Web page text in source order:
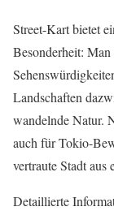
Street-Kart bietet
Besonderheit:
Landschaften
wandelnde Natur.
auch für Tokio-
vertraute Stadt
Detaillierte